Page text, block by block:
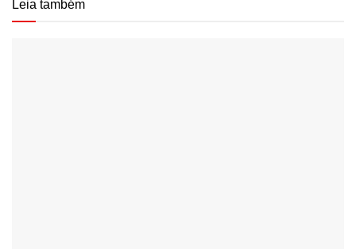
Leia também